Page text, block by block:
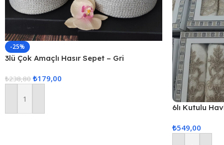
-25%
3lü Çok Amaçlı Hasır Sepet – Gri
₺238,80 ₺179,00
Sepete Ekle
6lı Kutulu
₺549,00